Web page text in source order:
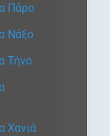
Πάρο
Νάξο
Τήνο
Χανιά